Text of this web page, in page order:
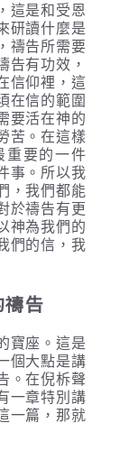
這是和受恩
研讀什麼是
禱告所需要
告有功效，
信仰裡，這
在信的範圍
要活在神的
苦。在這樣
重要的一件
事。所以我
，我們都能
於禱告有更
神為我們的
們的信，我
告
寶座。這是
個大點是講
。在倪柝聲
一章特別講
一篇，那就